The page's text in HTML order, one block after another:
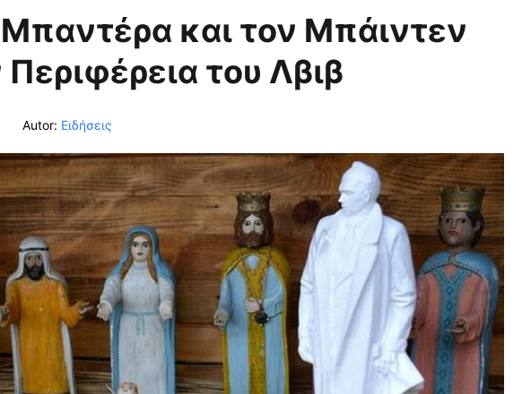
και τον Μπάιντεν
του Λβιβ
Autor: Ειδήσεις